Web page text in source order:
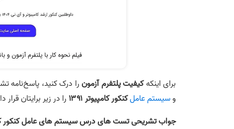
برای اینکهکیفیت پلتفرم آزمونرا درک کنید،
وسیستم عاملکنکور کامپیوتر ۱۳۹۱
را در زیر برایتان قرار
جواب تشریحی تست‌ های درس سیستم‌ های عامل کنکور